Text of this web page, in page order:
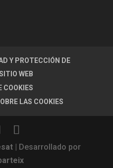
Y PROTECCIÓN DE
WEB
COOKIES
LAS COOKIES
| Desarrollado por